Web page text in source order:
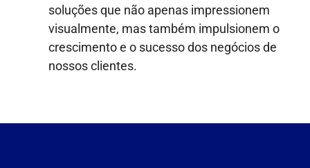
soluções que não apenas impressionem
visualmente, mas também impulsionem o
crescimento e o sucesso dos negócios de
nossos clientes.